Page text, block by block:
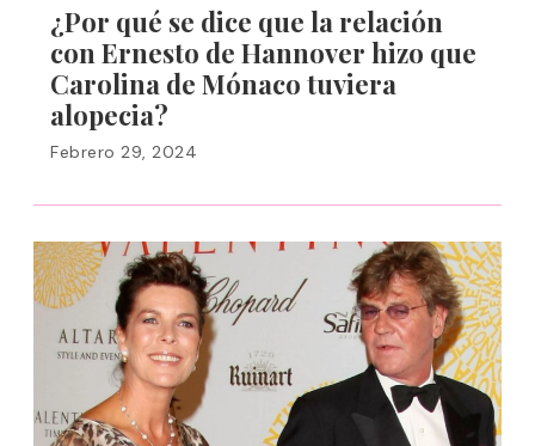
¿Por qué se dice que la relación
con Ernesto de Hannover hizo que
Carolina de Mónaco tuviera
alopecia?
Febrero 29, 2024